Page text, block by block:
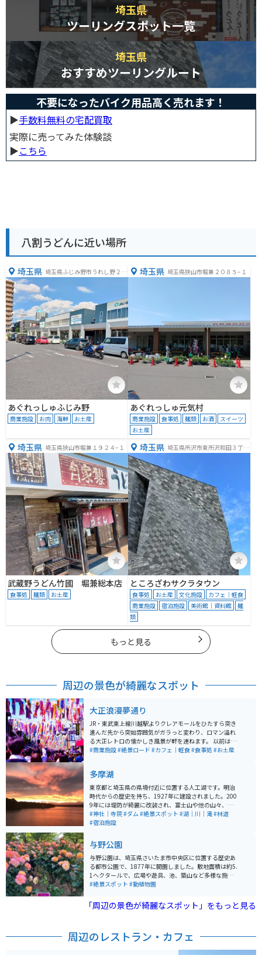
埼玉県
ツーリングスポット一覧
埼玉県
おすすめツーリングルート
不要になったバイク用品高く売れます！
▶︎手数料無料の宅配買取
実際に売ってみた体験談
▶︎こちら
八割うどんに近い場所
埼玉県 埼玉県ふじみ野市うれし野２丁
目４−１
あぐれっしゅふじみ野
商業施設 お肉 海鮮 お土産
埼玉県 埼玉県狭山市堀兼２０８５−１
あぐれっしゅ元気村
商業施設 食事処 麺類 お酒
スイーツ
お土産
埼玉県 埼玉県狭山市堀兼１９２４−１
武蔵野うどん竹國 堀兼総本店
食事処 麺類 お土産
埼玉県 埼玉県所沢市東所沢和田３丁目
３１−３
ところざわサクラタウン
食事処 お土産 文化施設
カフェ｜軽食
商業施設
宿泊施設 美術館｜資料館
麺
類
もっと見る
周辺の景色が綺麗なスポット
大正浪漫夢通り
JR・東武東上線川越駅よりクレアモールをひたすら突き
進んだ先から突如雰囲気がガラっと変わり、ロマン溢れ
る大正レトロの懐かしき風景が軒を連ねます。 以前はこ
の通りにはアーケード商店街でありましたが、時代と共
ノスタルジックな装いで、特に角にある川越商工会議所
の造りは足を止めて眺めるほど趣があります。 5月のこ
どもの日前後より商店街全体に吊るされる鯉のぼりは圧
巻で、まるで鯉のぼりのアーケードを作るかのように空
を自由に泳ぎます。
#商業施設#絶景ロード #カフェ｜軽食#食事処 #お土産
多摩湖
東京都と埼玉県の県境付近に位置する人工湖です。明治
時代からの歴史を持ち、1927年に建設されました。200
9年には堤防が綺麗に改装され、富士山や他の山々、西
武遊園地や西武球場などを眺めることができます。特に
夕日は絶景であり、多くのカメラマンが訪れるほどで
持ちの良いスポットとなっています。
#神社｜寺院#ダム#絶景スポット #湖｜川｜滝#林道
#宿泊施設
与野公園
与野公園は、埼玉県さいたま市中央区に位置する歴史あ
る都市公園で、1877年に開園しました。敷地面積は約5.
1ヘクタールで、広場や遊具、池、築山など多様な施設
が整備されています。特に有名なのは約200種類、約3,0
「ばらまつり」が開催され、多くの観光客で賑わいま
す。 また、園内にはソメイヨシノや八重桜など約60本の
公園には歴史的な趣も感じられる要素が備わっていま
#絶景スポット #動植物園
「周辺の景色が綺麗なスポット」をもっと見る
周辺のレストラン・カフェ